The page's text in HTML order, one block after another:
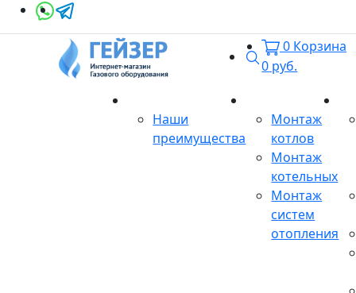
Поиск
0 Корзина
0 руб.
Наши
преимущества
Монтаж
котлов
Монтаж
котельных
Монтаж
систем
отопления